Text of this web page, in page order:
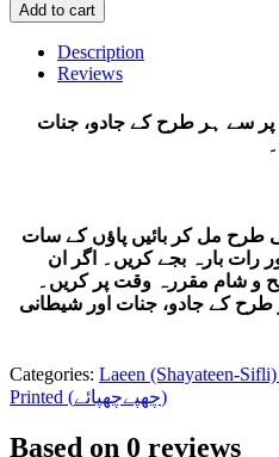
Add to cart
Description
Reviews
سے ہر طرح کے جادو، جنات
طرح مل کر بائیں پاؤں کے سات
رات بارہ بجے کریں۔ اگر ان
و شام مقررہ وقت پر کریں۔
کے جادو، جنات اور شیطانی
Categories:
Printed (چھپےچھپائے)
Based on 0 reviews